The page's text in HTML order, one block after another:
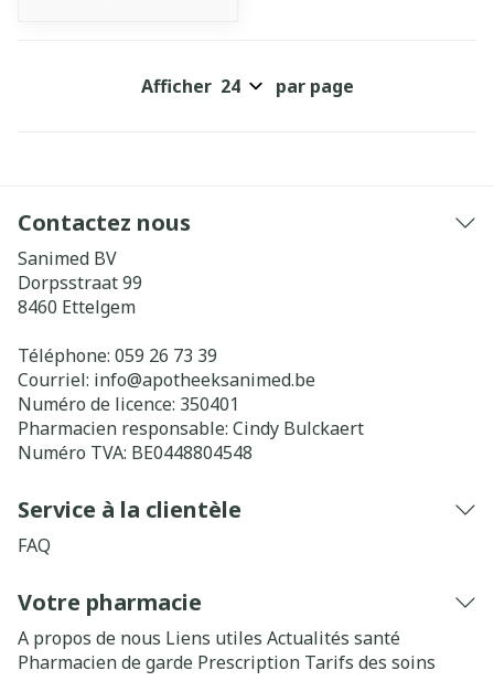
Afficher par page
Contactez nous
Sanimed BV
Dorpsstraat 99
8460 Ettelgem
Téléphone: 059 26 73 39
Courriel: info@apotheeksanimed.be
Numéro de licence: 350401
Pharmacien responsable: Cindy Bulckaert
Numéro TVA: BE0448804548
Service à la clientèle
FAQ
Votre pharmacie
A propos de nous Liens utiles Actualités santé
Pharmacien de garde Prescription Tarifs des soins